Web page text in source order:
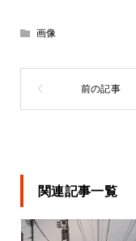
画像
関連記事一覧